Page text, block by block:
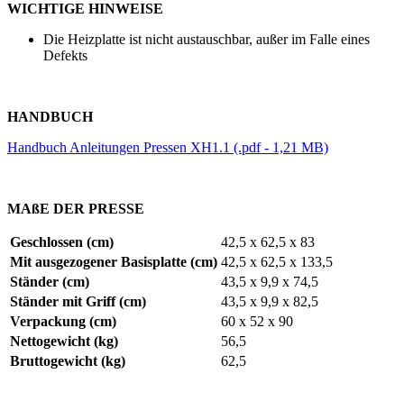
WICHTIGE HINWEISE
Die Heizplatte ist nicht austauschbar, außer im Falle eines
Defekts
HANDBUCH
Handbuch Anleitungen Pressen XH1.1 (.pdf - 1,21 MB)
MAßE DER PRESSE
Geschlossen (cm)
42,5 x 62,5 x 83
Mit ausgezogener Basisplatte (cm) 42,5 x 62,5 x 133,5
Ständer (cm)
43,5 x 9,9 x 74,5
Ständer mit Griff (cm)
43,5 x 9,9 x 82,5
Verpackung (cm)
60 x 52 x 90
Nettogewicht (kg)
56,5
Bruttogewicht (kg)
62,5